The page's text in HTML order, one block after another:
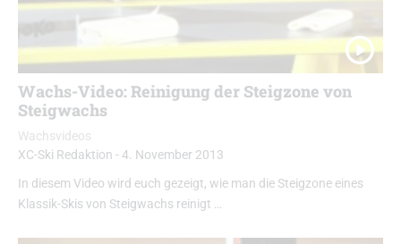
Wachs-Video: Reinigung der Steigzone von
Steigwachs
Wachsvideos
XC-Ski Redaktion -4. November 2013
In diesem Video wird euch gezeigt, wie man die Steigzone eines
Klassik-Skis von Steigwachs reinigt …